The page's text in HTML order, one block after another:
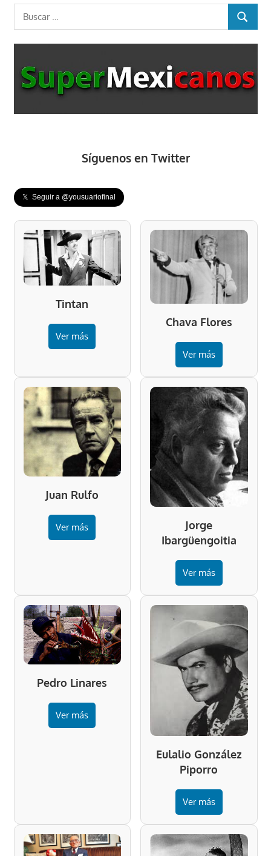
entradas
Buscar:
BUSCAR
Síguenos en Twitter
𝕏 Seguir a @yousuariofinal
Tintan
Ver más
Chava Flores
Ver más
Juan Rulfo
Ver más
Jorge
Ibargüengoitia
Ver más
Pedro Linares
Ver más
Eulalio González
Piporro
Ver más